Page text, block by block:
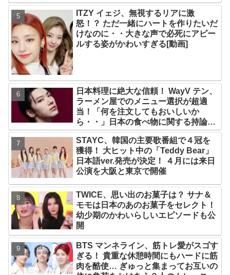
リースイベントあれこれを紹介
ITZY イェジ、無視するリアに激
怒！？ ただ一緒にハートを作りたいだ
けなのに・・大きな声で必死にアピー
ルする姿がかわいすぎる[動画]
日本料理に絶大な信頼！ WayV テン、
ラーメン屋でのメニュー選択が超適
当！「何を注文してもおいしいか
ら・・」日本の食べ物に関する持論を
明かす
STAYC、韓国の主要歌番組で４冠を
獲得！ 大ヒット中の「Teddy Bear」
日本語ver.発売が決定！ ４月には来日
公演を大阪と東京で開催
TWICE、思い出のお菓子は？ サナ＆
モモは日本のあのお菓子をセレクト！
幼少期のかわいらしいエピソードも公
開
BTS マンネライン、筋トレ愛がスゴす
ぎる！ 貴重な休憩時間にもハードに筋
肉を酷使… ぎゅっと集まってお互いの